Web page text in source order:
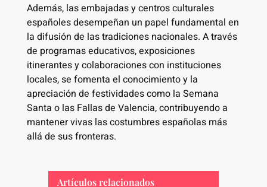
Además, las embajadas y centros culturales
españoles desempeñan un papel fundamental en
la difusión de las tradiciones nacionales. A través
de programas educativos, exposiciones
itinerantes y colaboraciones con instituciones
locales, se fomenta el conocimiento y la
apreciación de festividades como la Semana
Santa o las Fallas de Valencia, contribuyendo a
mantener vivas las costumbres españolas más
allá de sus fronteras.
Artículos relacionados